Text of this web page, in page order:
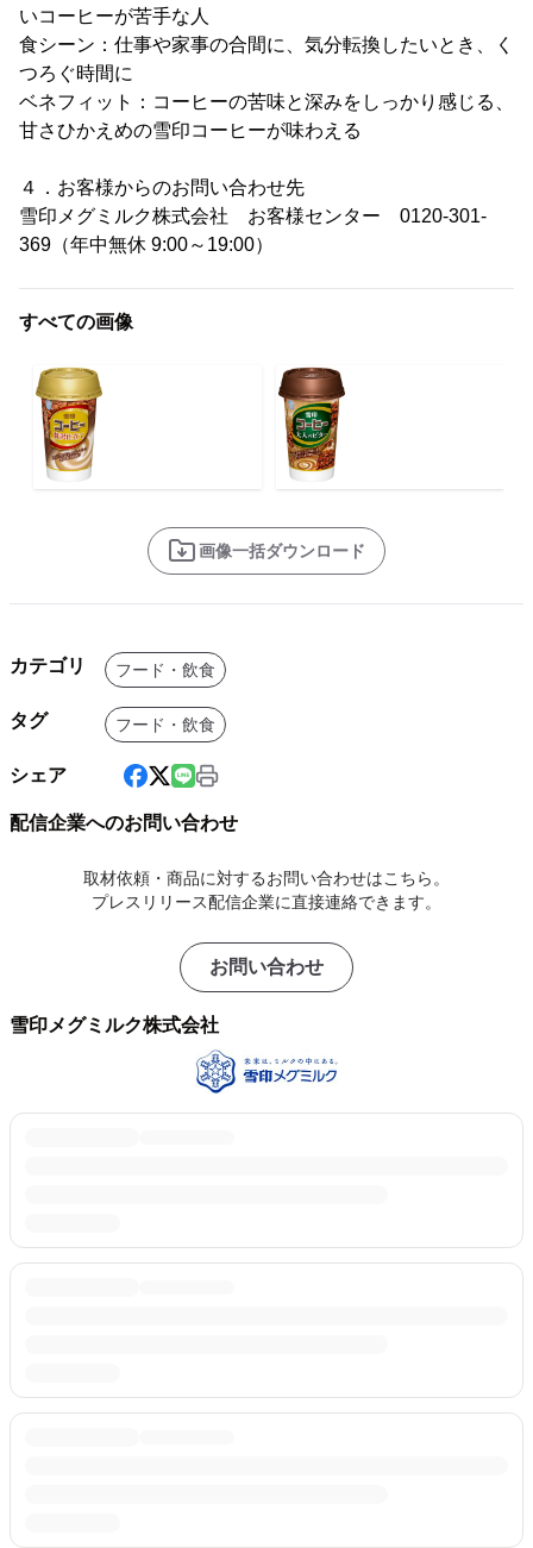
いコーヒーが苦手な人
食シーン：仕事や家事の合間に、気分転換したいとき、く
つろぐ時間に
ベネフィット：コーヒーの苦味と深みをしっかり感じる、
甘さひかえめの雪印コーヒーが味わえる
４．お客様からのお問い合わせ先
雪印メグミルク株式会社 お客様センター 0120-301-
369（年中無休 9:00～19:00）
すべての画像
画像一括ダウンロード
カテゴリ フード・飲食
タグ フード・飲食
シェア
配信企業へのお問い合わせ
取材依頼・商品に対するお問い合わせはこちら。
プレスリリース配信企業に直接連絡できます。
お問い合わせ
雪印メグミルク株式会社